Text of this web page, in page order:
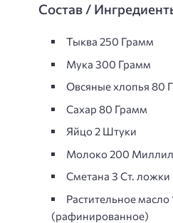
Состав /
Тыква 250 Грамм
Мука 300 Грамм
Овсяные хлопья 80
Сахар 80 Грамм
Яйцо 2 Штуки
Молоко 200
Сметана 3 Ст. ложки
Растительное
(рафинированное)